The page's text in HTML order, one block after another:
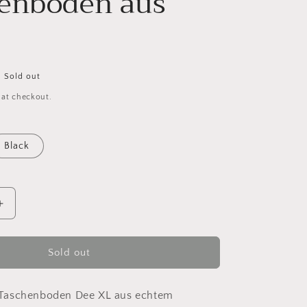
Sold out
checkout.
Black
Increase
Sold out
Dee XL aus echtem